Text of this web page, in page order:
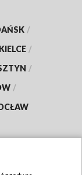
/
KIELCE /
/
/